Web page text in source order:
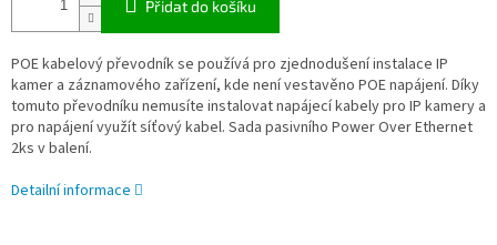
Přidat do košíku
POE kabelový převodník se používá pro zjednodušení instalace IP
kamer a záznamového zařízení, kde není vestavěno POE napájení. Díky
tomuto převodníku nemusíte instalovat napájecí kabely pro IP kamery a
pro napájení využít síťový kabel. Sada pasivního Power Over Ethernet
2ks v balení.
Detailní informace